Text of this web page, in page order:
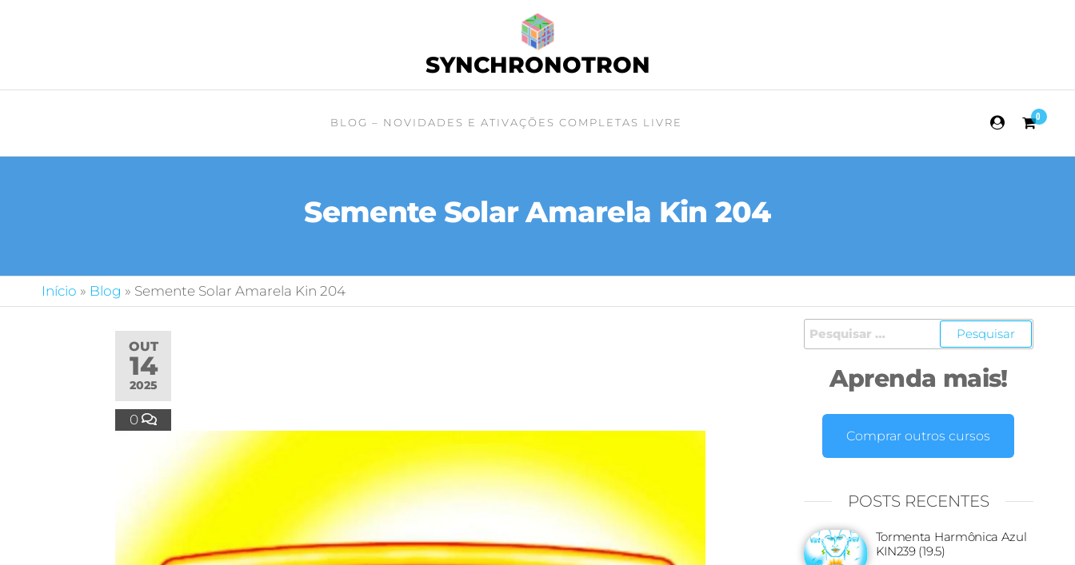
SYNCHRONOTRON
0
BLOG – NOVIDADES E ATIVAÇÕES COMPLETAS LIVRE
Semente Solar Amarela Kin 204
Início » Blog » Semente Solar Amarela Kin 204
OUT
14
2025
0
Aprenda mais!
Comprar outros cursos
POSTS RECENTES
Tormenta Harmônica Azul
KIN239 (19.5)